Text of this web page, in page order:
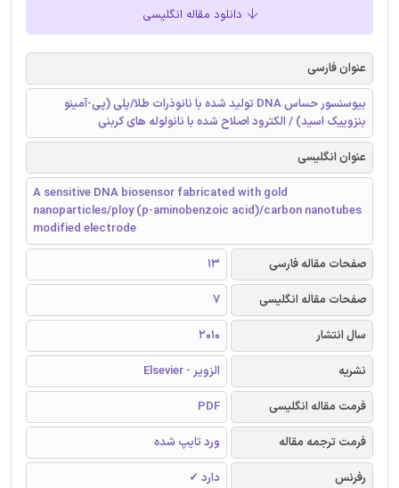
دانلود مقاله انگلیسی
عنوان فارسی
بیوسنسور حساس DNA تولید شده با نانوذرات طلا/پلی (پی-آمینو
بنزوییک اسید) / الکترود اصلاح شده با نانولوله های کربنی
عنوان انگلیسی
A sensitive DNA biosensor fabricated with gold
nanoparticles/ploy (p-aminobenzoic acid)/carbon nanotubes
modified electrode
صفحات مقاله فارسی
13
صفحات مقاله انگلیسی
7
سال انتشار
2010
نشریه
الزویر - Elsevier
فرمت مقاله انگلیسی
PDF
فرمت ترجمه مقاله
ورد تایپ شده
رفرنس
دارد ✓